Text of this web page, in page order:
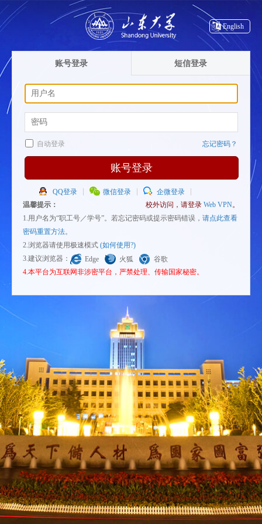
English
账号登录 短信登录
自动登录 忘记密码？
账号登录
QQ登录 微信登录
企微登录
温馨提示：
校外访问，请登录 Web VPN。
1.用户名为“职工号／学号”。若忘记密码或提示密码错误， 请点此查看
密码重置方法。
2.浏览器请使用极速模式 (如何使用?)
3.建议浏览器：
Edge 火狐
谷歌
4.本平台为互联网非涉密平台，严禁处理、传输国家秘密。